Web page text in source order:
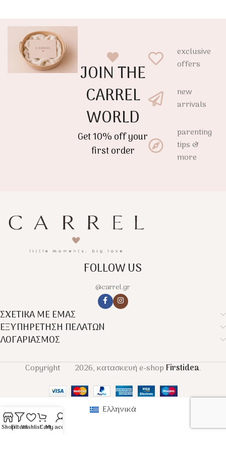
JOIN THE
CARREL
WORLD
Get 10% off your
first order
exclusive
offers
new
arrivals
parenting
tips &
more
FOLLOW US
@carrel.gr
ΣΧΕΤΙΚΑ ΜΕ ΕΜΑΣ
ΕΞΥΠΗΡΕΤΗΣΗ ΠΕΛΑΤΩΝ
ΛΟΓΑΡΙΑΣΜΟΣ
Copyright 2026, κατασκευή e-shopFirstidea.
ShopFiltersWishlistCartMy account
Ελληνικά